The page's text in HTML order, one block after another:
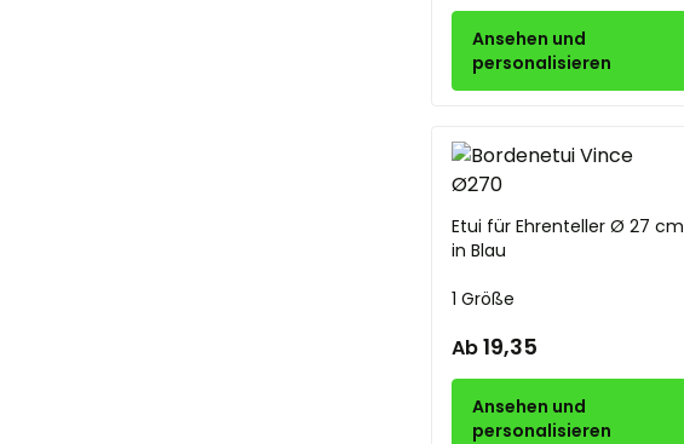
Ansehen und
personalisieren
Etui für Ehrenteller Ø 27 cm
in Blau
1 Größe
Ab19,35
Ansehen und
personalisieren